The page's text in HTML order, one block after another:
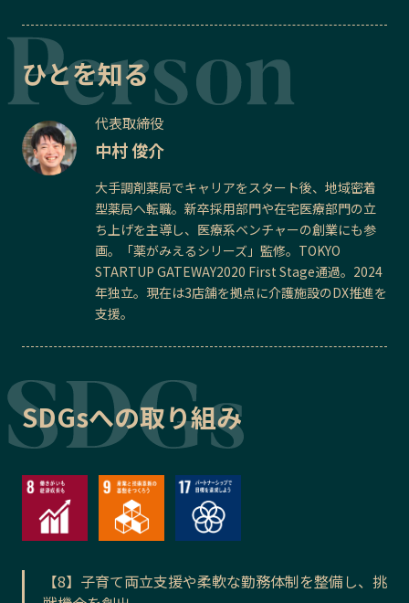
ひとを知る
代表取締役
中村 俊介
大手調剤薬局でキャリアをスタート後、地域密着
型薬局へ転職。新卒採用部門や在宅医療部門の立
ち上げを主導し、医療系ベンチャーの創業にも参
画。「薬がみえるシリーズ」監修。TOKYO
STARTUP GATEWAY2020 First Stage通過。2024
年独立。現在は3店舗を拠点に介護施設のDX推進を
支援。
SDGsへの取り組み
【8】子育て両立支援や柔軟な勤務体制を整備し、挑